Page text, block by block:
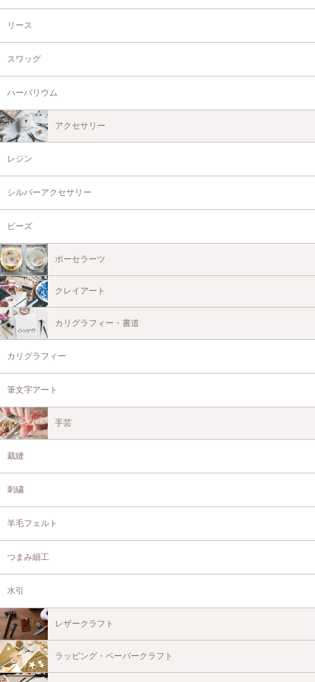
リース
スワッグ
ハーバリウム
アクセサリー
レジン
シルバーアクセサリー
ビーズ
ポーセラーツ
クレイアート
カリグラフィー・書道
カリグラフィー
筆文字アート
手芸
裁縫
刺繍
羊毛フェルト
つまみ細工
水引
レザークラフト
ラッピング・ペーパークラフト